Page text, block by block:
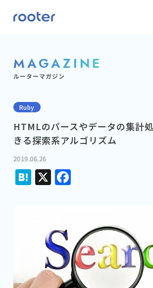
MAGAZINE
ルーターマガジン
Ruby
HTMLのパースやデータの集計
きる探索系アルゴリズム
2019.06.26
Hatena
X Facebook